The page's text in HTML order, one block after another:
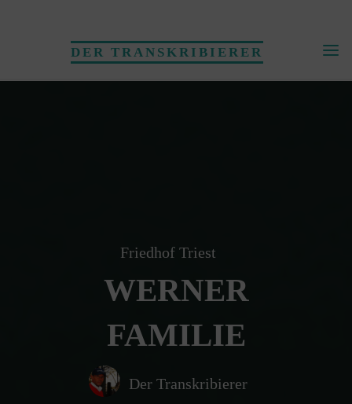
DER TRANSKRIBIERER
Friedhof Triest
WERNER
FAMILIE
Der Transkribierer